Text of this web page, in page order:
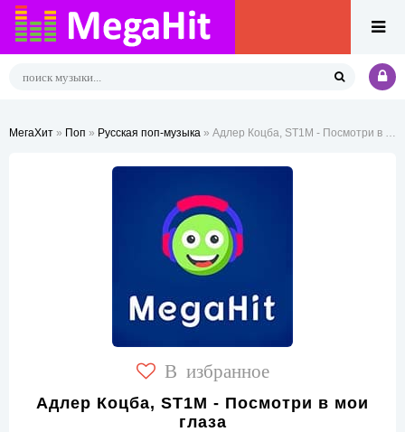
МегаХит » Поп » Русская поп-музыка » Адлер Коцба, ST1M - Посмотри в мои глаза
В избранное
Адлер Коцба, ST1M - Посмотри в мои
глаза